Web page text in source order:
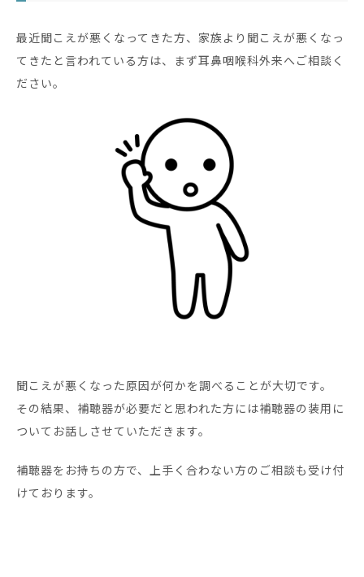
最近聞こえが悪くなってきた方、家族より聞こえが悪くなっ
てきたと言われている方は、まず耳鼻咽喉科外来へご相談く
ださい。
聞こえが悪くなった原因が何かを調べることが大切です。
その結果、補聴器が必要だと思われた方には補聴器の装用に
ついてお話しさせていただきます。
補聴器をお持ちの方で、上手く合わない方のご相談も受け付
けております。